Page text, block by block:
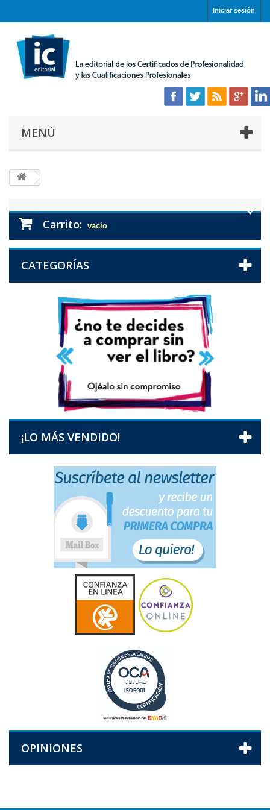
Iniciar sesión
MENÚ
Carrito: vacío
CATEGORÍAS
¡LO MÁS VENDIDO!
OPINIONES